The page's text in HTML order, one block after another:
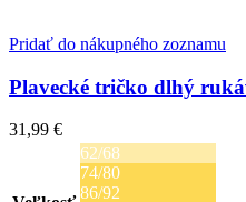
Pridať do nákupného zoznamu
Plavecké tričko dlhý
31,99 €
62/68
74/80
86/92